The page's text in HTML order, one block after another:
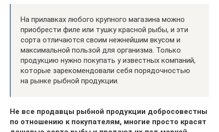
На прилавках любого крупного магазина можно
приобрести филе или тушку красной рыбы, и эти
сорта отличаются своим нежнейшим вкусом и
максимальной пользой для организма. Только
продукцию нужно покупать у известных компаний,
которые зарекомендовали себя порядочностью
на рынке рыбной продукции.
Не все продавцы рыбной продукции добросовестны
по отношению к покупателям, многие просто красят